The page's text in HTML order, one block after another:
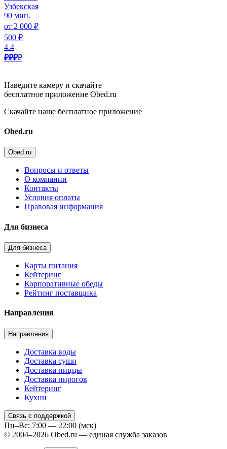
Узбекская
90 мин.
от 2 000 ₽
500 ₽
4.4
₽₽₽₽
Наведите камеру и скачайте
бесплатное приложение Obed.ru
Скачайте наше бесплатное приложение
Obed.ru
Obed.ru
Вопросы и ответы
О компании
Контакты
Условия оплаты
Правовая информация
Для бизнеса
Для бизнеса
Карты питания
Кейтеринг
Корпоративные обеды
Рейтинг поставщика
Направления
Направления
Доставка воды
Доставка суши
Доставка пиццы
Доставка пирогов
Кейтеринг
Кухни
Связь с поддержкой
Пн–Вс: 7:00 — 22:00 (мск)
© 2004–2026 Obed.ru — единая служба заказов